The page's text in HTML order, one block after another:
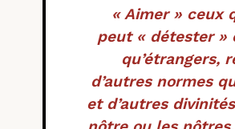
« Aimer » ceux
peut « détester »
qu’étrangers,
d’autres normes
et d’autres